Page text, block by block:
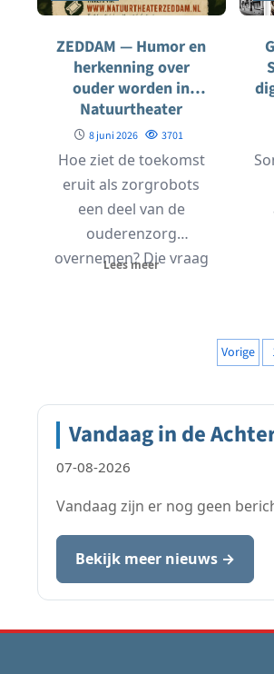
ZEDDAM — Humor en
herkenning over
ouder worden in
Natuurtheater
Zeddam
8 juni 2026 3701
Hoe ziet de toekomst
eruit als zorgrobots
een deel van de
ouderenzorg
overnemen? Die vraag
Lees meer
Vorige
Vandaag in de
07-08-2026
Vandaag zijn er nog geen
Bekijk meer nieuws →